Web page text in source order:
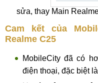
sửa, thay Main
Cam kết của
Realme C25
MobileCity đã có
điện thoại, đặc biệt